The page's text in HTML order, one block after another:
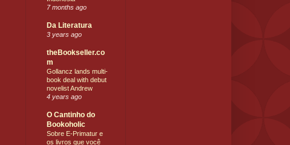
7 months ago
Da Literatura
3 years ago
theBookseller.co
m
Gollancz lands multi-
book deal with debut
novelist Andrew
4 years ago
O Cantinho do
Bookoholic
Sobre E-Primatur e
os livros que você